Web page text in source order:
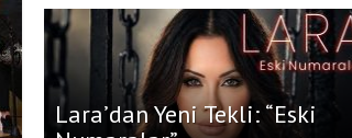
Lara’dan Yeni Tekli: “Eski